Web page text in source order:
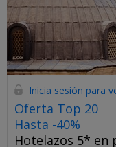
Inicia sesión para
Oferta Top 20
Hasta -40%
Hotelazos 5* en